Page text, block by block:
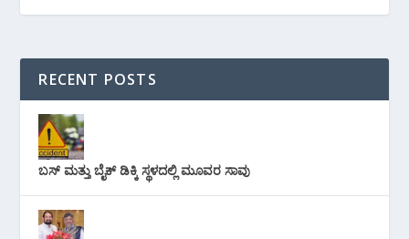
RECENT POSTS
ಬಸ್ ಮತ್ತು ಬೈಕ್ ಡಿಕ್ಕಿ ಸ್ಥಳದಲ್ಲಿ ಮೂವರ ಸಾವು